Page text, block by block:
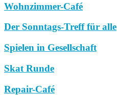
Wohnzimmer-Café
Der Sonntags-Treff für alle
Spielen in Gesellschaft
Skat Runde
Repair-Café